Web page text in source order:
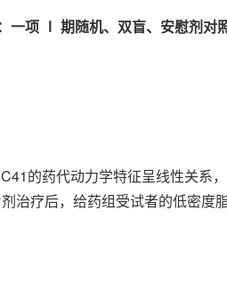
一项 Ⅰ 期随机、双盲、安慰剂对
的药代动力学特征呈线性关系
疗后，给药组受试者的低密度